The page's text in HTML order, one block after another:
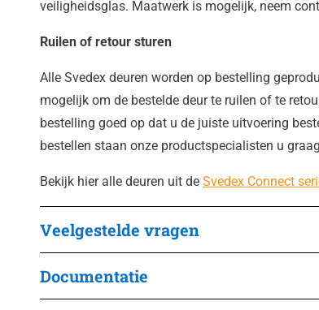
veiligheidsglas. Maatwerk is mogelijk, neem
Ruilen of retour sturen
Alle Svedex deuren worden op bestelling
mogelijk om de bestelde deur te ruilen of te
bestelling goed op dat u de juiste uitvoering
bestellen staan onze productspecialisten u
Bekijk hier alle deuren uit de Svedex Connect
Veelgestelde vragen
Documentatie